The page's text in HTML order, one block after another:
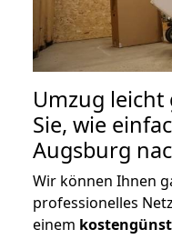
Umzug leicht
Sie, wie
Augsburg
Wir können Ihnen
professionelles
einem